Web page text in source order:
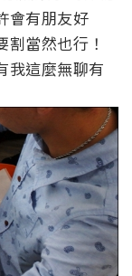
會有朋友好
當然也行！
我這麼無聊有